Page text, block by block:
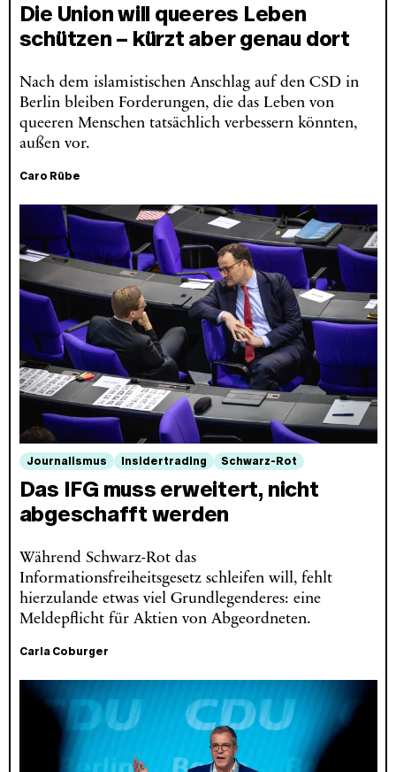
Die Union will queeres Leben
schützen – kürzt aber genau dort
Nach dem islamistischen Anschlag auf den CSD in
Berlin bleiben Forderungen, die das Leben von
queeren Menschen tatsächlich verbessern könnten,
außen vor.
Caro Rübe
Journalismus Insidertrading Schwarz-Rot
Das IFG muss erweitert, nicht
abgeschafft werden
Während Schwarz-Rot das
Informationsfreiheitsgesetz schleifen will, fehlt
hierzulande etwas viel Grundlegenderes: eine
Meldepflicht für Aktien von Abgeordneten.
Carla Coburger